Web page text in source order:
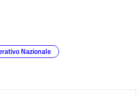
Nazionale